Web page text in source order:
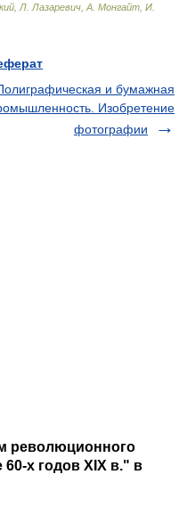
Л. Лазаревич, А. Монгайт, И.
и бумажная
Изобретение
фотографии
революционного
х годов XIX в." в